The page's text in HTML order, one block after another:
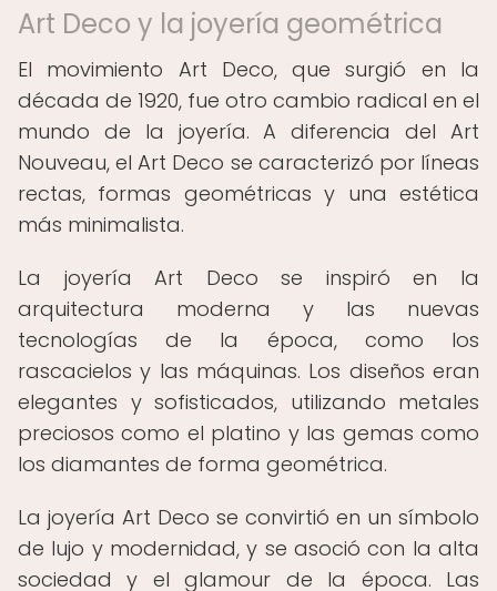
Art Deco y la joyería geométrica
El movimiento Art Deco, que surgió en la
década de 1920, fue otro cambio radical en el
mundo de la joyería. A diferencia del Art
Nouveau, el Art Deco se caracterizó por líneas
rectas, formas geométricas y una estética
más minimalista.
La joyería Art Deco se inspiró en la
arquitectura moderna y las nuevas
tecnologías de la época, como los
rascacielos y las máquinas. Los diseños eran
elegantes y sofisticados, utilizando metales
preciosos como el platino y las gemas como
los diamantes de forma geométrica.
La joyería Art Deco se convirtió en un símbolo
de lujo y modernidad, y se asoció con la alta
sociedad y el glamour de la época. Las